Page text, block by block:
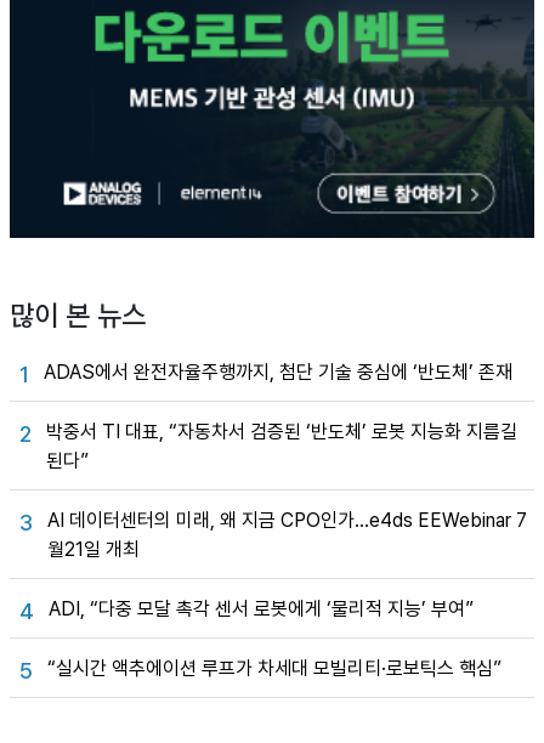
많이 본 뉴스
1 ADAS에서 완전자율주행까지, 첨단 기술 중심에 ‘반도체’ 존재
2
박중서 TI 대표, “자동차서 검증된 ‘반도체’ 로봇 지능화 지름길
된다”
3
AI 데이터센터의 미래, 왜 지금 CPO인가…e4ds EEWebinar 7
월21일 개최
4 ADI, “다중 모달 촉각 센서 로봇에게 ‘물리적 지능’ 부여”
5 “실시간 액추에이션 루프가 차세대 모빌리티·로보틱스 핵심”